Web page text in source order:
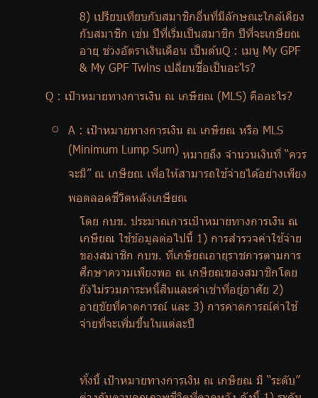
8) เปรียบเทียบกับสมาชิกอื่นที่มีลักษณะใกล้เคียง
กับสมาชิก เช่น ปีที่เริ่มเป็นสมาชิก ปีที่จะเกษียณ
อายุ ช่วงอัตราเงินเดือน เป็นต้นQ : เมนู My GPF
& My GPF Twins เปลี่ยนชื่อเป็นอะไร?
Q : เป้าหมายทางการเงิน ณ เกษียณ (MLS) คืออะไร?
A : เป้าหมายทางการเงิน ณ เกษียณ หรือ MLS
(Minimum Lump Sum) หมายถึง จำนวนเงินที่ “ควร
จะมี” ณ เกษียณ เพื่อให้สามารถใช้จ่ายได้อย่างเพียง
พอตลอดชีวิตหลังเกษียณ
โดย กบข. ประมาณการเป้าหมายทางการเงิน ณ
เกษียณ ใช้ข้อมูลต่อไปนี้ 1) การสำรวจค่าใช้จ่าย
ของสมาชิก กบข. ที่เกษียณอายุราชการตามการ
ศึกษาความเพียงพอ ณ เกษียณของสมาชิกโดย
ยังไม่รวมภาระหนี้สินและค่าเช่าที่อยู่อาศัย 2)
อายุขัยที่คาดการณ์ และ 3) การคาดการณ์ค่าใช้
จ่ายที่จะเพิ่มขึ้นในแต่ละปี
ทั้งนี้ เป้าหมายทางการเงิน ณ เกษียณ มี “ระดับ”